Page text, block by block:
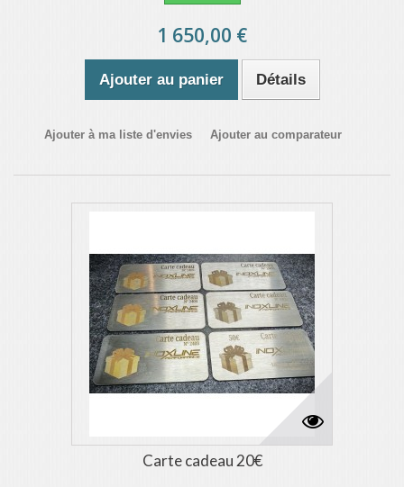
1 650,00 €
Ajouter au panier Détails
Ajouter à ma liste d'envies Ajouter au comparateur
Carte cadeau 20€